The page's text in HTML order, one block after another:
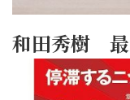
和田秀樹